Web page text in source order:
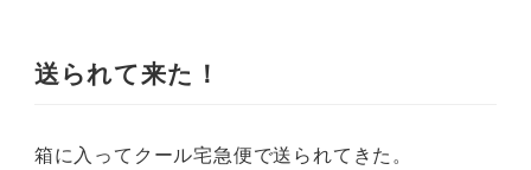
送られて来た！
箱に入ってクール宅急便で送られてきた。